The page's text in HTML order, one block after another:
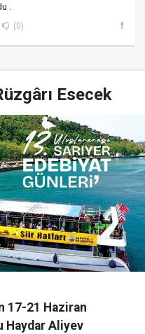
.
(0)
Esecek
17-21 Haziran
Haydar Aliyev